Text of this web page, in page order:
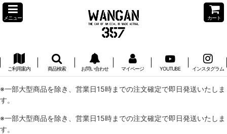
メニュー カート
ご利用案内 商品検索 お問い合わせ マイページ YOUTUBE インスタグラム
※一部大型商品を除き、営業日15時までの注文確定で即日発送いたしま
す。
※一部大型商品を除き、営業日15時までの注文確定で即日発送いたしま
す。